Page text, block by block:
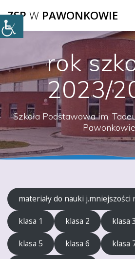
do
ZSP W PAWONKOWIE
rok
2023/
Szkoła Podstawowa im.
Pawonkowie
materiały do nauki j.mniejszości
klasa 1 klasa 2 klasa 3
klasa 5 klasa 6 klasa